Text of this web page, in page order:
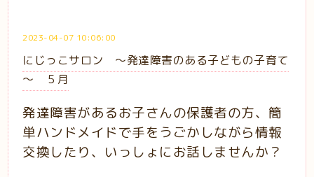
2023-04-07 10:06:00
にじっこサロン ～発達障害のある子どもの子育て
～ ５月
発達障害があるお子さんの保護者の方、簡
単ハンドメイドで手をうごかしながら情報
交換したり、いっしょにお話しませんか？